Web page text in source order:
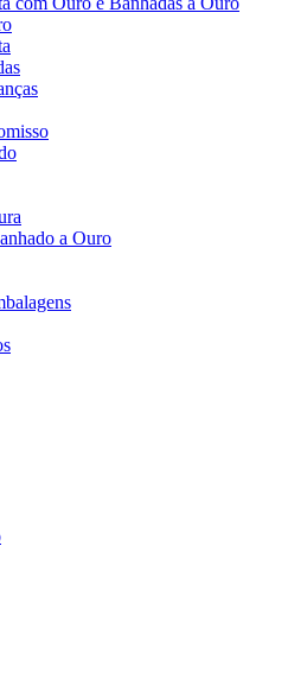
a Ouro